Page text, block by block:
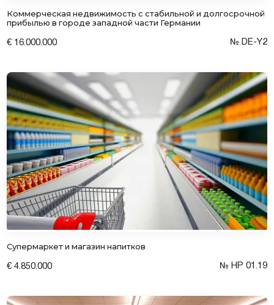
Коммерческая недвижимость с стабильной и долгосрочной
прибылью в городе западной части Германии
€ 16.000.000 № DE-Y2
Супермаркет и магазин напитков
€ 4.850.000 № HP 01.19
Соглашаюсь на обработку персональных